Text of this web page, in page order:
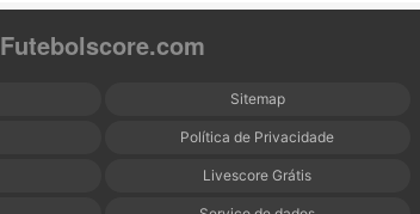
Futebolscore.com
Sitemap
Política de Privacidade
Livescore Grátis